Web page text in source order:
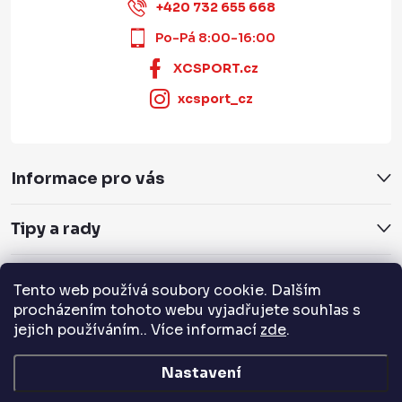
Tento web používá soubory cookie. Dalším
procházením tohoto webu vyjadřujete souhlas s
jejich používáním.. Více informací zde.
Nastavení
+420 732 655 668
Po-Pá 8:00-16:00
XCSPORT.cz
xcsport_cz
Informace pro vás
Tipy a rady
Servis a služby
Přijímáme online platby